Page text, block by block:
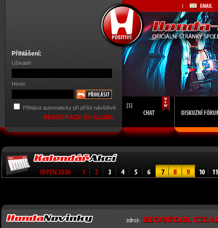
Přihlášení:
Uživatel
Heslo
Přihlásit automaticky při příští návštěvě
REGISTRACE DO KLUBU
[1]